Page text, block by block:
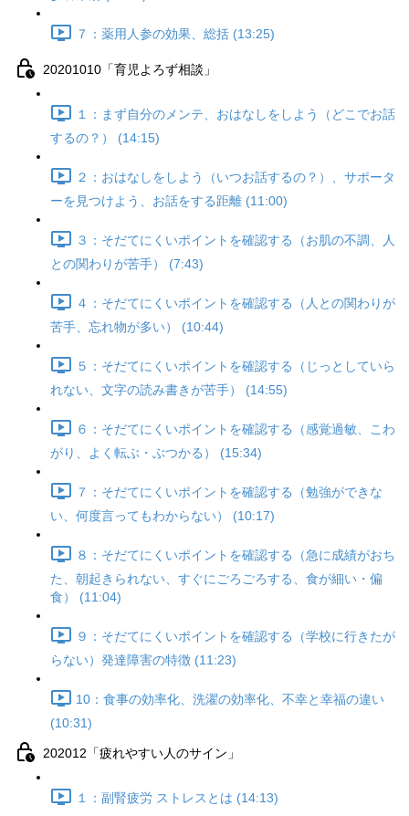
７：薬用人参の効果、総括 (13:25)
20201010「育児よろず相談」
１：まず自分のメンテ、おはなしをしよう（どこでお話
するの？） (14:15)
２：おはなしをしよう（いつお話するの？）、サポータ
ーを見つけよう、お話をする距離 (11:00)
３：そだてにくいポイントを確認する（お肌の不調、人
との関わりが苦手） (7:43)
４：そだてにくいポイントを確認する（人との関わりが
苦手、忘れ物が多い） (10:44)
５：そだてにくいポイントを確認する（じっとしていら
れない、文字の読み書きが苦手） (14:55)
６：そだてにくいポイントを確認する（感覚過敏、こわ
がり、よく転ぶ・ぶつかる） (15:34)
７：そだてにくいポイントを確認する（勉強ができな
い、何度言ってもわからない） (10:17)
８：そだてにくいポイントを確認する（急に成績がおち
た、朝起きられない、すぐにごろごろする、食が細い・偏
食） (11:04)
９：そだてにくいポイントを確認する（学校に行きたが
らない）発達障害の特徴 (11:23)
10：食事の効率化、洗濯の効率化、不幸と幸福の違い
(10:31)
202012「疲れやすい人のサイン」
１：副腎疲労 ストレスとは (14:13)